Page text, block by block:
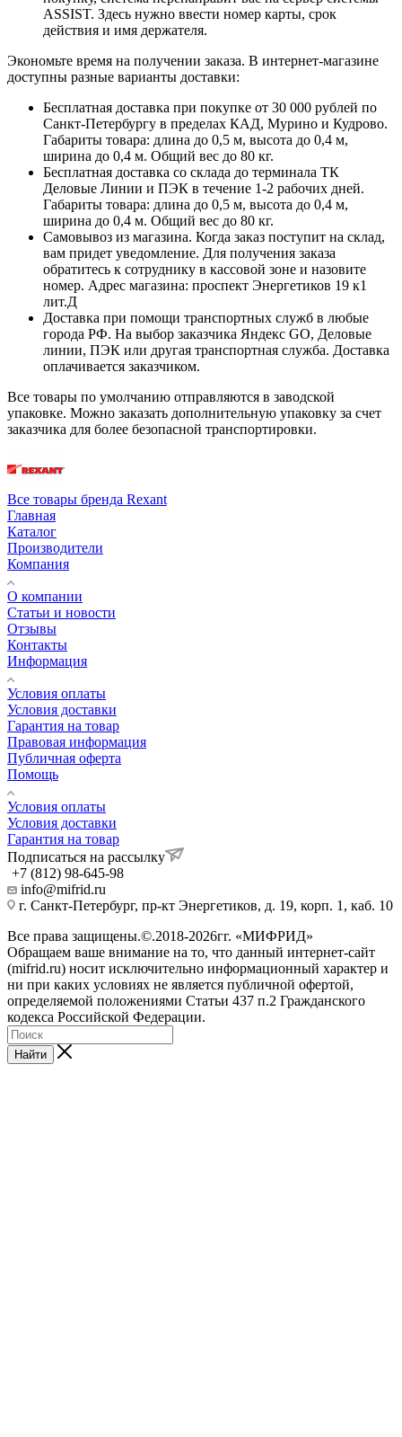
ASSIST. Здесь нужно ввести номер карты, срок
действия и имя держателя.
Экономьте время на получении заказа. В интернет-магазине
доступны разные варианты доставки:
Бесплатная доставка при покупке от 30 000 рублей по
Санкт-Петербургу в пределах КАД, Мурино и Кудрово.
Габариты товара: длина до 0,5 м, высота до 0,4 м,
ширина до 0,4 м. Общий вес до 80 кг.
Бесплатная доставка со склада до терминала ТК
Деловые Линии и ПЭК в течение 1-2 рабочих дней.
Габариты товара: длина до 0,5 м, высота до 0,4 м,
ширина до 0,4 м. Общий вес до 80 кг.
Самовывоз из магазина. Когда заказ поступит на склад,
вам придет уведомление. Для получения заказа
обратитесь к сотруднику в кассовой зоне и назовите
номер. Адрес магазина: проспект Энергетиков 19 к1
лит.Д
Доставка при помощи транспортных служб в любые
города РФ. На выбор заказчика Яндекс GO, Деловые
линии, ПЭК или другая транспортная служба. Доставка
оплачивается заказчиком.
Все товары по умолчанию отправляются в заводской
упаковке. Можно заказать дополнительную упаковку за счет
заказчика для более безопасной транспортировки.
Все товары бренда Rexant
Главная
Каталог
Производители
Компания
О компании
Статьи и новости
Отзывы
Контакты
Информация
Условия оплаты
Условия доставки
Гарантия на товар
Правовая информация
Публичная оферта
Помощь
Условия оплаты
Условия доставки
Гарантия на товар
Подписаться на рассылку
+7 (812) 98-645-98
info@mifrid.ru
г. Санкт-Петербург, пр-кт Энергетиков, д. 19, корп. 1, каб. 10
Все права защищены.©.2018-2026гг. «МИФРИД»
Обращаем ваше внимание на то, что данный интернет-сайт
(mifrid.ru) носит исключительно информационный характер и
ни при каких условиях не является публичной офертой,
определяемой положениями Статьи 437 п.2 Гражданского
кодекса Российской Федерации.
Найти